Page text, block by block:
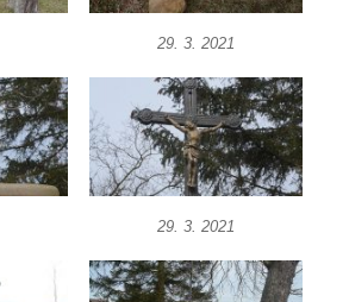
29. 3. 2021
29. 3. 2021